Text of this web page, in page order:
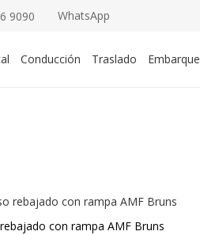
9090 WhatsApp
Conducción Traslado Embarque
con rampa AMF Bruns